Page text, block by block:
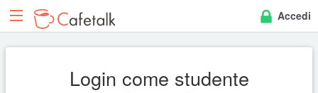
Accedi
Login come studente